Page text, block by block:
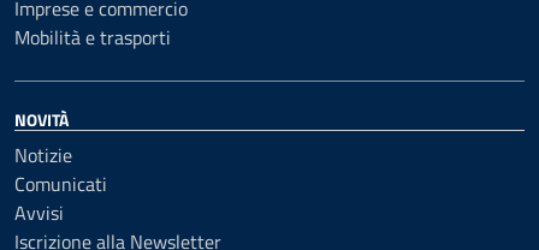
Imprese e commercio
Mobilità e trasporti
NOVITÀ
Notizie
Comunicati
Avvisi
Iscrizione alla Newsletter